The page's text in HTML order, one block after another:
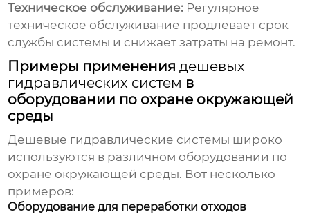
Техническое обслуживание: Регулярное
техническое обслуживание продлевает срок
службы системы и снижает затраты на ремонт.
Примеры применениядешевых
гидравлических систем в
оборудовании по охране окружающей
среды
Дешевые гидравлические системы широко
используются в различном оборудовании по
охране окружающей среды. Вот несколько
примеров:
Оборудование для переработки отходов